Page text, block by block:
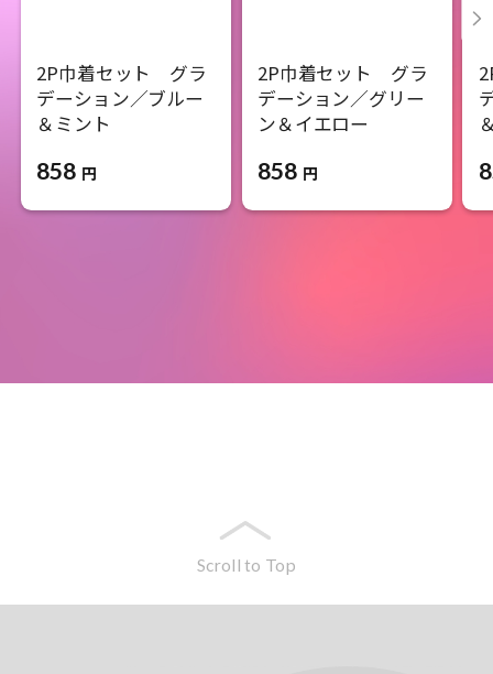
2P巾着セット グラ
デーション／ブルー
＆ミント
858 円
2P巾着セット グラ
デーション／グリー
ン＆イエロー
858 円
Scroll to Top